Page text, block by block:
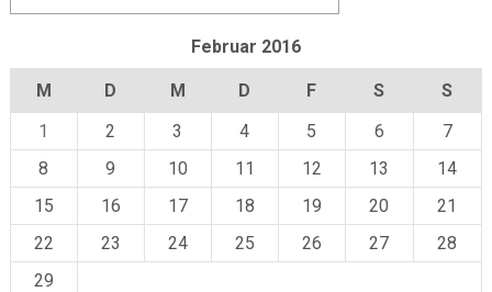
Februar 2016
M D M D F S
S
1
2 3 4 5 6
7
8
9 10 11 12 13
14
15
16 17 18 19 20
21
22
23 24 25 26 27
28
29